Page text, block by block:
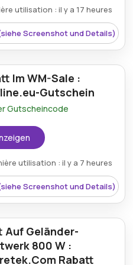
bietet 6% Rabatt auf alle
Minimum erforderlich
begrenztes Angebot
Aktionen
Website des Händlers.
utilisation : il y a 17 heures
Screenshot und Details)
dem Sunsharetek DE
Minimum erforderlich
Im WM-Sale :
Gutschein
Gutscheincode
utilisation : il y a 7 heures
Screenshot und Details)
Auf Geländer-
800 W :
Rabatt